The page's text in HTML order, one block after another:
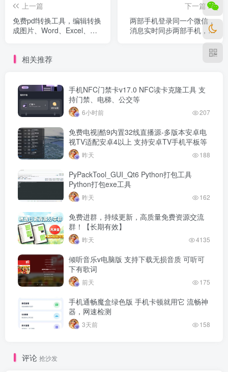
上一篇
免费pdf转换工具，编辑转换
成图片、Word、Excel、
下一篇
两部手机登录同一个微信，
消息实时同步两部手机，内
相关推荐
手机NFC门禁卡v17.0 NFC读卡克隆工具 支
持门禁、电梯、公交等
6小时前 207
免费电视|酷9内置32线直播源-多版本安卓电
视TV适配安卓4以上 支持安卓TV手机平板等
昨天 188
PyPackTool_GUI_Qt6 Python打包工具
Python打包exe工具
昨天 162
免费进群，持续更新，高质量免费资源交流
群！【长期有效】
昨天 4135
倾听音乐v电脑版 支持下载无损音质 可听可
下有歌词
前天 175
手机通畅魔盒绿色版 手机卡顿就用它 流畅神
器，网速检测
3天前 158
评论 抢沙发